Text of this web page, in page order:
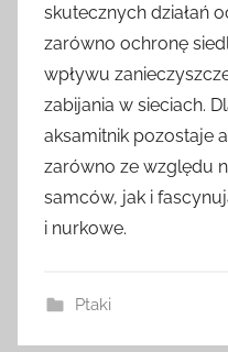
skutecznych działań
zarówno ochronę
wpływu
zabijania w sieciach.
aksamitnik pozostaje
zarówno ze względu
samców, jak i
i nurkowe.
Ptaki